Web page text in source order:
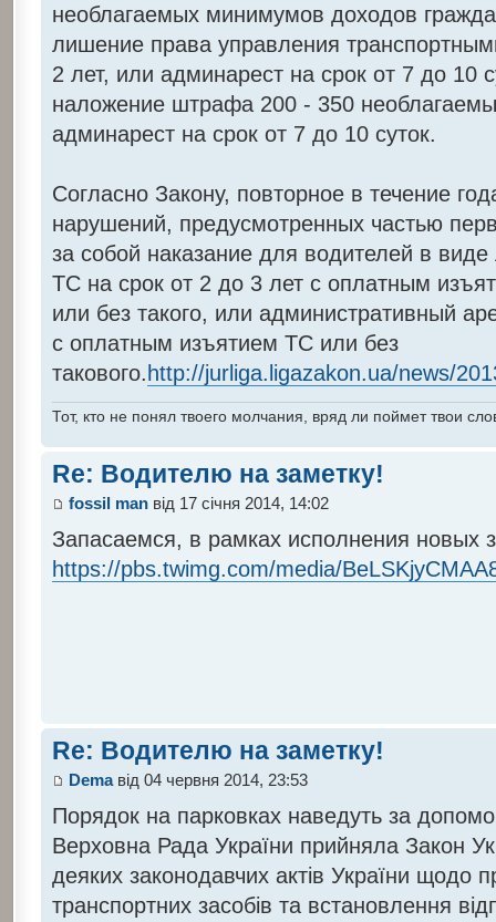
необлагаемых минимумов доходов
лишение права управления
2 лет, или админарест на срок от 7 до 10
наложение штрафа 200 - 350
админарест на срок от 7 до 10 суток.
Согласно Закону, повторное в течение
нарушений, предусмотренных частью
за собой наказание для водителей в
ТС на срок от 2 до 3 лет с оплатным
или без такого, или административный
с оплатным изъятием ТС или без
такового. http://jurliga.ligazakon.ua/news/
Тот, кто не понял твоего молчания, вряд ли поймет твои
Re: Водителю на заметку!
fossil manвід 17 січня 2014, 14:02
Запасаемся, в рамках исполнения новых
https://pbs.twimg.com/media/
Re: Водителю на заметку!
Demaвід 04 червня 2014, 23:53
Порядок на парковках наведуть за
Верховна Рада України прийняла Закон
деяких законодавчих актів України щодо
транспортних засобів та встановлення